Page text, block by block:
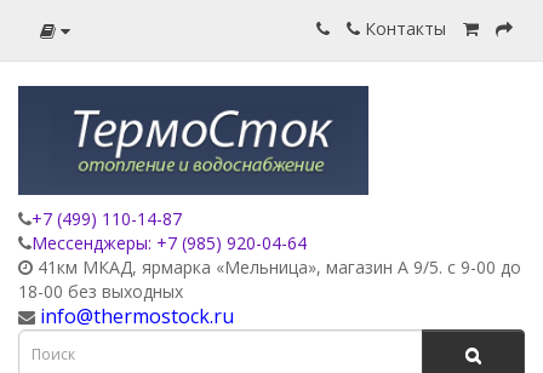
Контакты
+7 (499) 110-14-87
Мессенджеры: +7 (985) 920-04-64
41км МКАД, ярмарка «Мельница», магазин А 9/5. с 9-00 до
18-00 без выходных
info@thermostock.ru